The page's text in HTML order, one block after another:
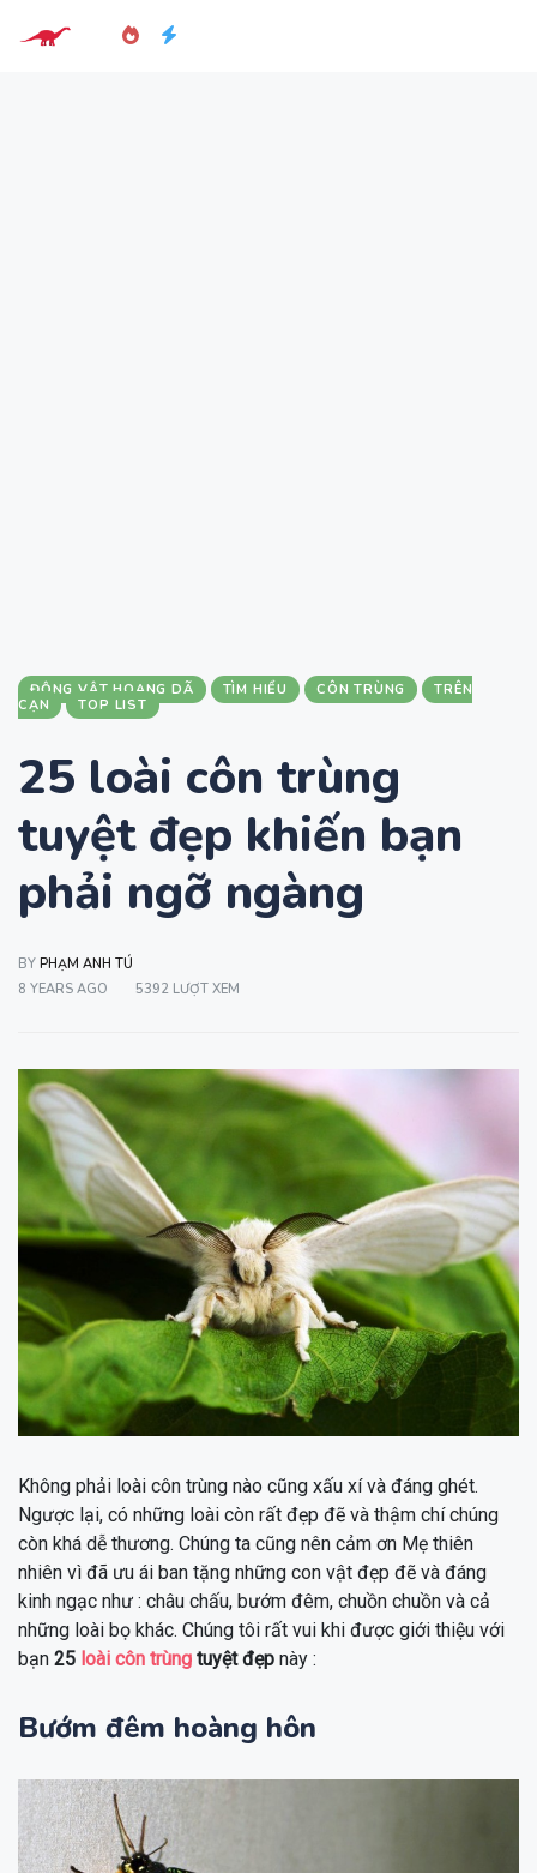
ĐỘNG VẬT HOANG DÃ TÌM HIỂU CÔN TRÙNG
TRÊN
CẠN
TOP LIST
25 loài côn trùng
tuyệt đẹp khiến bạn
phải ngỡ ngàng
BY PHẠM ANH TÚ
8 YEARS AGO
5392 LƯỢT XEM
Không phải loài côn trùng nào cũng xấu xí và đáng ghét.
Ngược lại, có những loài còn rất đẹp đẽ và thậm chí chúng
còn khá dễ thương. Chúng ta cũng nên cảm ơn Mẹ thiên
nhiên vì đã ưu ái ban tặng những con vật đẹp đẽ và đáng
kinh ngạc như : châu chấu, bướm đêm, chuồn chuồn và cả
những loài bọ khác. Chúng tôi rất vui khi được giới thiệu với
bạn 25 loài côn trùng tuyệt đẹp này :
Bướm đêm hoàng hôn